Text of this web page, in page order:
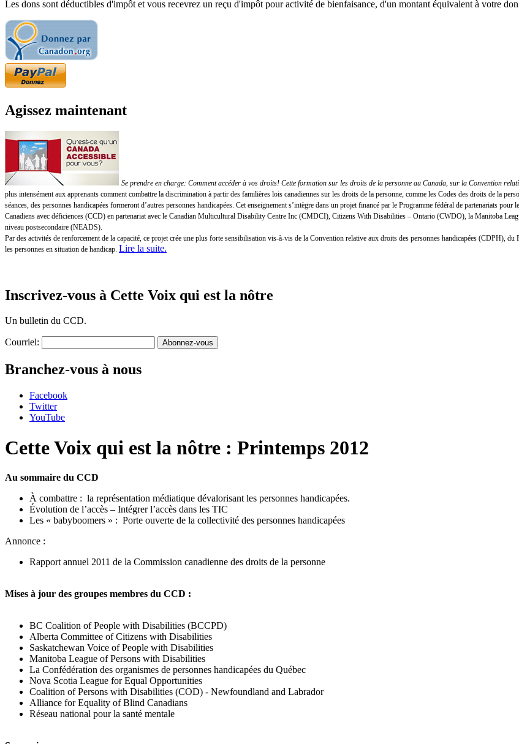
Les dons sont déductibles d'impôt et vous recevrez un reçu d'impôt pour activité de bienfaisance, d'un montant équivalent à votre
Agissez maintenant
Se prendre en charge: Comment accéder à vos droits! Cette formation sur les droits de la personne au Canada, sur la Convention
plus intensément aux apprenants comment combattre la discrimination à partir des familières lois canadiennes sur les droits de la personne, comme les Codes des droits de la
séances, des personnes handicapées formeront d’autres personnes handicapées. Cet enseignement s’intègre dans un projet financé par le Programme fédéral de partenariats
Canadiens avec déficiences (CCD) en partenariat avec le Canadian Multicultural Disability Centre Inc (CMDCI), Citizens With Disabilities – Ontario (CWDO), la Manitoba
niveau postsecondaire (NEADS).
Par des activités de renforcement de la capacité, ce projet crée une plus forte sensibilisation vis-à-vis de la Convention relative aux droits des personnes handicapées (CDPH),
les personnes en situation de handicap. Lire la suite.
Inscrivez-vous à Cette Voix qui est la nôtre
Un bulletin du CCD.
Courriel:
Branchez-vous à nous
Facebook
Twitter
YouTube
Cette Voix qui est la nôtre : Printemps 2012
Au sommaire du CCD
À combattre : la représentation médiatique dévalorisant les personnes handicapées.
Évolution de l’accès – Intégrer l’accès dans les TIC
Les « babyboomers » : Porte ouverte de la collectivité des personnes handicapées
Annonce :
Rapport annuel 2011 de la Commission canadienne des droits de la personne
Mises à jour des groupes membres du CCD :
BC Coalition of People with Disabilities (BCCPD)
Alberta Committee of Citizens with Disabilities
Saskatchewan Voice of People with Disabilities
Manitoba League of Persons with Disabilities
La Confédération des organismes de personnes handicapées du Québec
Nova Scotia League for Equal Opportunities
Coalition of Persons with Disabilities (COD) - Newfoundland and Labrador
Alliance for Equality of Blind Canadians
Réseau national pour la santé mentale